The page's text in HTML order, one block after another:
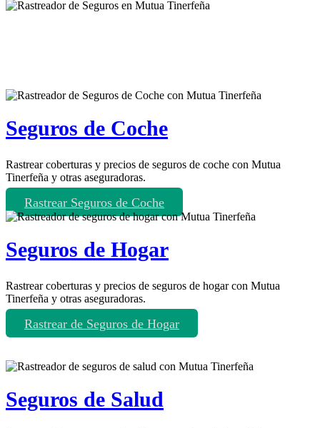
Seguros de Coche
Rastrear coberturas y precios de seguros de coche con Mutua
Tinerfeña y otras aseguradoras.
Rastrear Seguros de Coche
Seguros de Hogar
Rastrear coberturas y precios de seguros de hogar con Mutua
Tinerfeña y otras aseguradoras.
Rastrear de Seguros de Hogar
Seguros de Salud